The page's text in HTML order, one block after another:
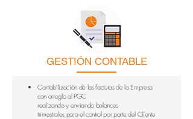
Contabilización de las facturas de la Empresa
con arreglo al PGC
realizando y enviando balances
trimestrales para el control por parte del Cliente
GESTIÓN CONTABLE